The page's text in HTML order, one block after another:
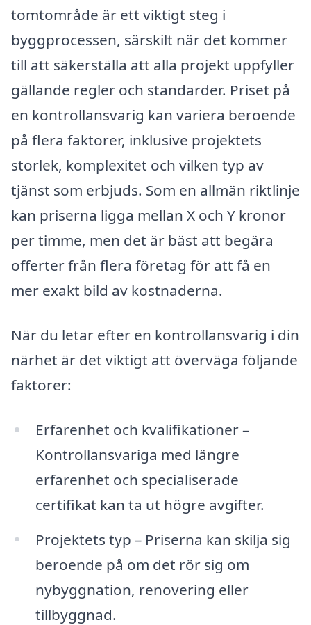
tomtområde är ett viktigt steg i
byggprocessen, särskilt när det kommer
till att säkerställa att alla projekt uppfyller
gällande regler och standarder. Priset på
en kontrollansvarig kan variera beroende
på flera faktorer, inklusive projektets
storlek, komplexitet och vilken typ av
tjänst som erbjuds. Som en allmän riktlinje
kan priserna ligga mellan X och Y kronor
per timme, men det är bäst att begära
offerter från flera företag för att få en
mer exakt bild av kostnaderna.
När du letar efter en kontrollansvarig i din
närhet är det viktigt att överväga följande
faktorer:
Erfarenhet och kvalifikationer –
Kontrollansvariga med längre
erfarenhet och specialiserade
certifikat kan ta ut högre avgifter.
Projektets typ – Priserna kan skilja sig
beroende på om det rör sig om
nybyggnation, renovering eller
tillbyggnad.